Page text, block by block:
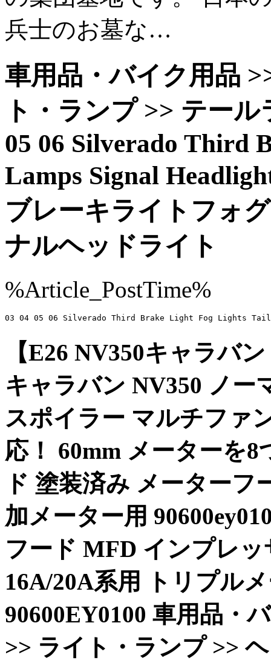
兵士のお墓な…
車用品・バイク用品
ト・ランプ >> テー
05 06 Silverado Third
Lamps Signal
ブレーキライトフォ
ナルヘッドライト
%Article_PostTime%
03 04 05 06 Silverado Third Brake Light Fog Lights Tail Lamps
【E26 NV350キャラバ
キャラバン NV350 ノー
スポイラー マルチファ
応！ 60mm メーターを
ド 塗装済み メーター
加メーター用
フード MFD インプレッ
16A/20A系用 トリプル
90600EY0100 車用品・
>> ライト・ランプ >>